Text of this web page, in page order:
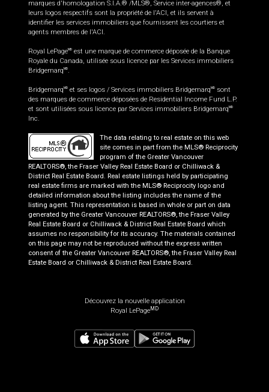
marques d'homologation S.I.A.® /MLS®, Service inter-agences®, et
leurs logos respectifs sont la propriété de l'ACI, et ils servent à
identifier les services immobiliers que fournissent les courtiers et
agents membres de l'ACI.
Royal LePageMD est une marque de commerce déposée de la Banque
Royale du Canada, utilisée sous licence par les Services immobiliers
BridgemarqMD.
BridgemarqMD et ses logos / Services immobiliers BridgemarqMD
sont
des marques de commerce déposées de Residential Income Fund L.P.
et sont utilisées sous licence par Services immobiliers BridgemarqMD
Inc.
The data relating to real estate on this web
site comes in part from the MLS® Reciprocity
program of the Greater Vancouver
REALTORS®, the Fraser Valley Real Estate Board or Chilliwack &
District Real Estate Board. Real estate listings held by participating
real estate firms are marked with the MLS® Reciprocity logo and
detailed information about the listing includes the name of the
listing agent. This representation is based in whole or part on data
generated by the Greater Vancouver REALTORS®, the Fraser Valley
Real Estate Board or Chilliwack & District Real Estate Board which
assumes no responsibility for its accuracy. The materials contained
on this page may not be reproduced without the express written
consent of the Greater Vancouver REALTORS®, the Fraser Valley Real
Estate Board or Chilliwack & District Real Estate Board.
Découvrez la nouvelle application
Royal LePageMD